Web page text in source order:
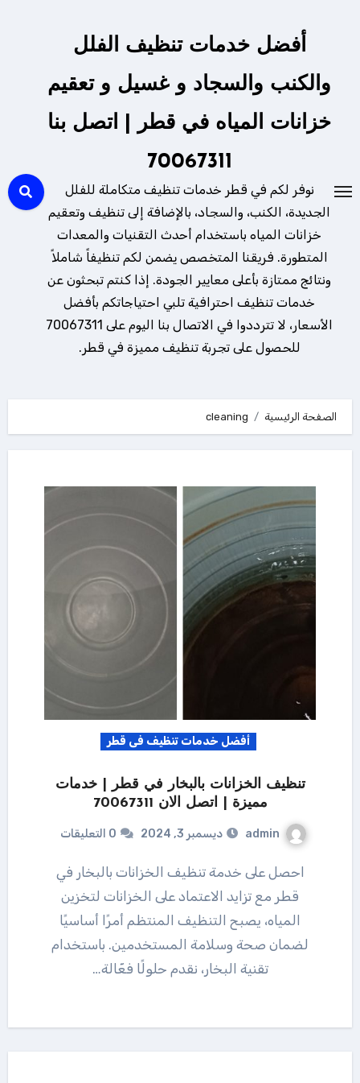
أفضل خدمات تنظيف الفلل
والكنب والسجاد و غسيل و تعقيم
خزانات المياه في قطر | اتصل بنا
70067311
نوفر لكم في قطر خدمات تنظيف متكاملة للفلل
الجديدة، الكنب، والسجاد، بالإضافة إلى تنظيف وتعقيم
خزانات المياه باستخدام أحدث التقنيات والمعدات
المتطورة. فريقنا المتخصص يضمن لكم تنظيفاً شاملاً
ونتائج ممتازة بأعلى معايير الجودة. إذا كنتم تبحثون عن
خدمات تنظيف احترافية تلبي احتياجاتكم بأفضل
الأسعار، لا تترددوا في الاتصال بنا اليوم على 70067311
للحصول على تجربة تنظيف مميزة في قطر.
الصفحة الرئيسية cleaning
أفضل خدمات تنظيف فى قطر
تنظيف الخزانات بالبخار في قطر | خدمات
مميزة | اتصل الان 70067311
admin ديسمبر 3, 2024 0 التعليقات
قطر مع تزايد الاعتماد على الخزانات لتخزين
المياه، يصبح التنظيف المنتظم أمرًا أساسيًا
لضمان صحة وسلامة المستخدمين. باستخدام
تقنية البخار، نقدم حلولًا فعّالة…